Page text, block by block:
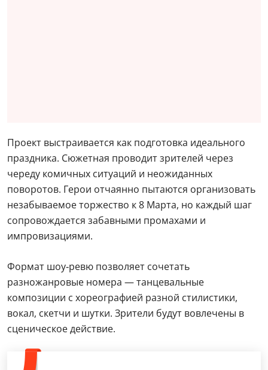
Проект выстраивается как подготовка идеального
праздника. Сюжетная проводит зрителей через
череду комичных ситуаций и неожиданных
поворотов. Герои отчаянно пытаются организовать
незабываемое торжество к 8 Марта, но каждый шаг
сопровождается забавными промахами и
импровизациями.
Формат шоу‑ревю позволяет сочетать
разножанровые номера — танцевальные
композиции с хореографией разной стилистики,
вокал, скетчи и шутки. Зрители будут вовлечены в
сценическое действие.